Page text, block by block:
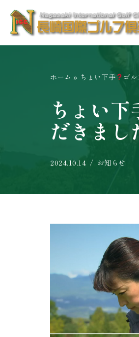
コ
ホーム » ちょい下手 ゴ
ちょい下
だきまし
2024.10.14 お知らせ